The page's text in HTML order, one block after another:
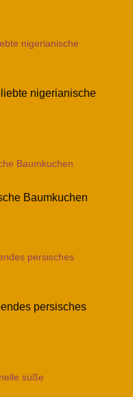
nigerianische
Baumkuchen
persisches